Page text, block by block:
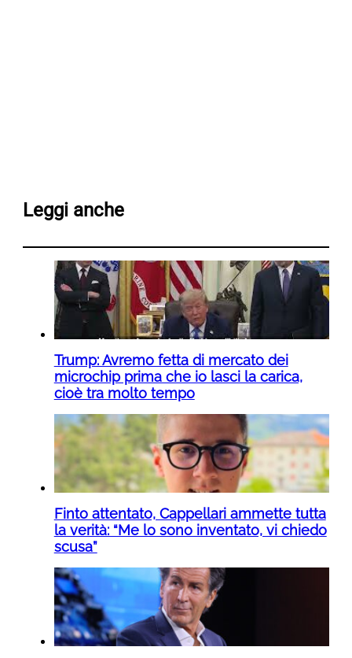
Leggi anche
Trump: Avremo fetta di mercato dei
microchip prima che io lasci la carica,
cioè tra molto tempo
Finto attentato, Cappellari ammette tutta
la verità: “Me lo sono inventato, vi chiedo
scusa”